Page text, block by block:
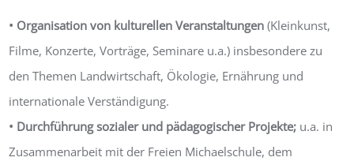
• Organisation von kulturellen Veranstaltungen (Kleinkunst,
Filme, Konzerte, Vorträge, Seminare u.a.) insbesondere zu
den Themen Landwirtschaft, Ökologie, Ernährung und
internationale Verständigung.
• Durchführung sozialer und pädagogischer Projekte; u.a. in
Zusammenarbeit mit der Freien Michaelschule, dem